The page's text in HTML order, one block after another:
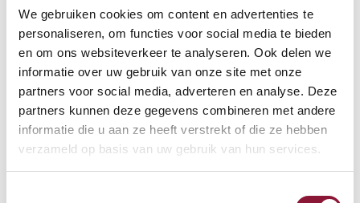
We gebruiken cookies om content en advertenties te
personaliseren, om functies voor social media te bieden
en om ons websiteverkeer te analyseren. Ook delen we
informatie over uw gebruik van onze site met onze
partners voor social media, adverteren en analyse. Deze
partners kunnen deze gegevens combineren met andere
informatie die u aan ze heeft verstrekt of die ze hebben
verzameld op basis van uw gebruik van hun services.
BODENKONTAKT
FUSSRING ?